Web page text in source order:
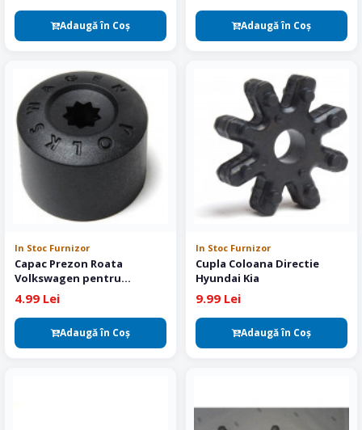
Adaugă în Coş Adaugă în Coş
In Stoc Furnizor
Capac Prezon Roata
Volkswagen pentru
antifurt
4.99 Lei
Adaugă în Coş
In Stoc Furnizor
Cupla Coloana Directie
Hyundai Kia
9.99 Lei
Adaugă în Coş